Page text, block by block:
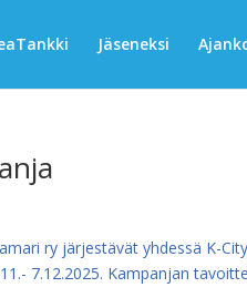
Jäseneksi
ry järjestävät yhdessä K-
7.12.2025. Kampanjan